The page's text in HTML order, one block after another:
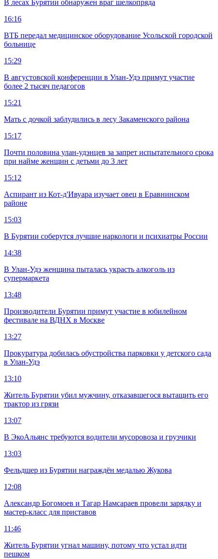
В лесах Бурятии обнаружен враг шелкопряда
16:16
ВТБ передал медицинское оборудование Усольской городской
больнице
15:29
В августовской конференции в Улан-Удэ примут участие
более 2 тысяч педагогов
15:21
Мать с дочкой заблудились в лесу Закаменского района
15:17
Почти половина улан-удэнцев за запрет испытательного срока
при найме женщин с детьми до 3 лет
15:12
Аспирант из Кот-д'Ивуара изучает овец в Еравнинском
районе
15:03
В Бурятии соберутся лучшие наркологи и психиатры России
14:38
В Улан-Удэ женщина пыталась украсть алкоголь из
супермаркета
13:48
Производители Бурятии примут участие в юбилейном
фестивале на ВДНХ в Москве
13:27
Прокуратура добилась обустройства парковки у детского сада
в Улан-Удэ
13:10
Житель Бурятии убил мужчину, отказавшегося вытащить его
трактор из грязи
13:07
В ЭкоАльянс требуются водители мусоровоза и грузчики
13:03
Фельдшер из Бурятии награждён медалью Жукова
12:08
Александр Богомоев и Тагар Намсараев провели зарядку и
мастер-класс для приставов
11:46
Житель Бурятии угнал машину, потому что устал идти
пешком